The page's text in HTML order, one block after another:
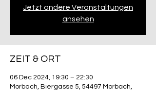
Jetzt andere Veranstaltungen
ansehen
ZEIT & ORT
06 Dec 2024, 19:30 – 22:30
Morbach, Biergasse 5, 54497 Morbach,